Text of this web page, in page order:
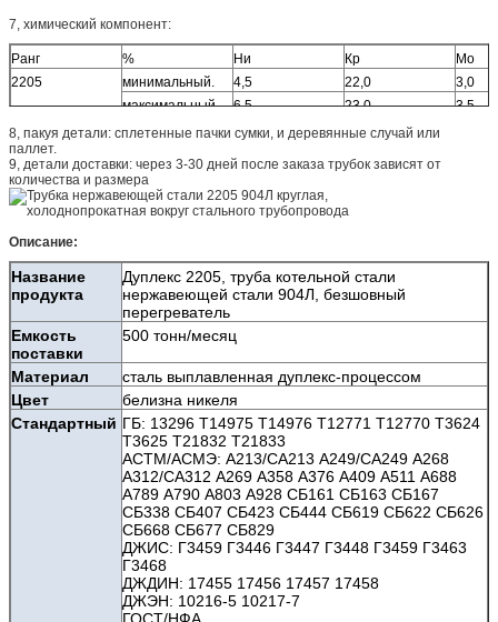
7, химический компонент:
Ранг % Ни Кр
Мо
2205
минимальный. 4,5 22,0
3,0
максимальный.
6,5 23,0
3,5
8, пакуя детали: сплетенные пачки сумки, и деревянные случай или
паллет.
9, детали доставки: через 3-30 дней после заказа трубок зависят от
количества и размера
Описание:
Название
продукта
Дуплекс 2205, труба котельной стали
нержавеющей стали 904Л, безшовный
перегреватель
Емкость
поставки
500 тонн/месяц
Материал
сталь выплавленная дуплекс-процессом
Цвет
белизна никеля
Стандартный ГБ: 13296 Т14975 Т14976 Т12771 Т12770 Т3624
Т3625 Т21832 Т21833
АСТМ/АСМЭ: А213/СА213 А249/СА249 А268
А312/СА312 А269 А358 А376 А409 А511 А688
А789 А790 А803 А928 СБ161 СБ163 СБ167
СБ338 СБ407 СБ423 СБ444 СБ619 СБ622 СБ626
СБ668 СБ677 СБ829
ДЖИС: Г3459 Г3446 Г3447 Г3448 Г3459 Г3463
Г3468
ДЖДИН: 17455 17456 17457 17458
ДЖЭН: 10216-5 10217-7